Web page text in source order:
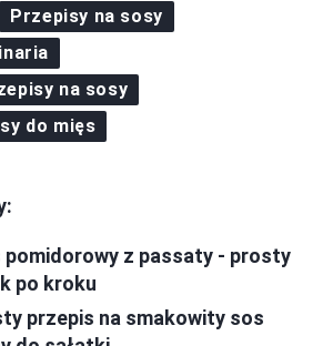
Przepisy na sosy
na sosy
do mięs
pomidorowy z passaty - prosty
po kroku
przepis na smakowity sos